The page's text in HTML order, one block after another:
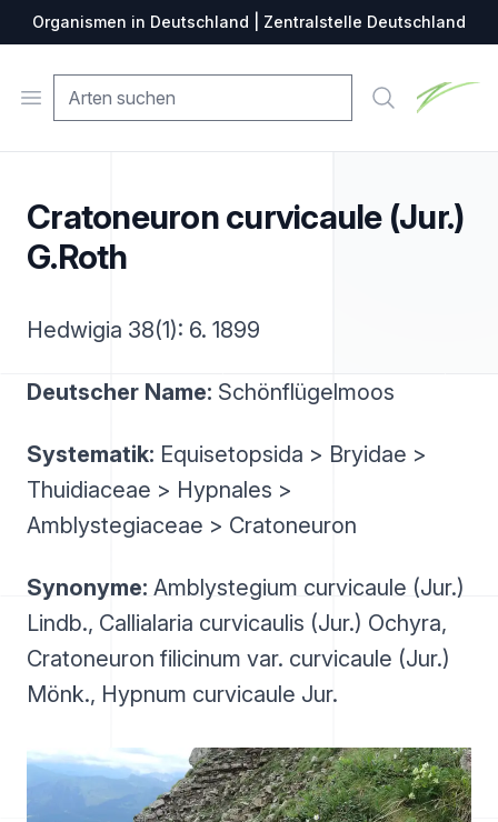
Organismen in Deutschland | Zentralstelle Deutschland
Open menu Suche
Cratoneuron curvicaule (Jur.)
G.Roth
Hedwigia 38(1): 6. 1899
Deutscher Name: Schönflügelmoos
Systematik: Equisetopsida > Bryidae >
Thuidiaceae > Hypnales >
Amblystegiaceae > Cratoneuron
Synonyme: Amblystegium curvicaule (Jur.)
Lindb., Callialaria curvicaulis (Jur.) Ochyra,
Cratoneuron filicinum var. curvicaule (Jur.)
Mönk., Hypnum curvicaule Jur.